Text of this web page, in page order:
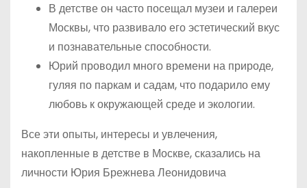
В детстве он часто посещал музеи и галереи
Москвы, что развивало его эстетический вкус
и познавательные способности.
Юрий проводил много времени на природе,
гуляя по паркам и садам, что подарило ему
любовь к окружающей среде и экологии.
Все эти опыты, интересы и увлечения,
накопленные в детстве в Москве, сказались на
личности Юрия Брежнева Леонидовича